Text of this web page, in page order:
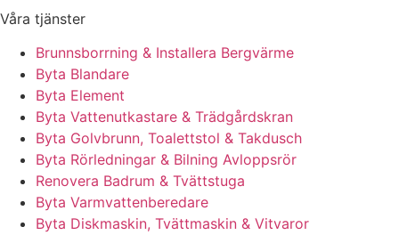
Våra tjänster
Brunnsborrning & Installera Bergvärme
Byta Blandare
Byta Element
Byta Vattenutkastare & Trädgårdskran
Byta Golvbrunn, Toalettstol & Takdusch
Byta Rörledningar & Bilning Avloppsrör
Renovera Badrum & Tvättstuga
Byta Varmvattenberedare
Byta Diskmaskin, Tvättmaskin & Vitvaror